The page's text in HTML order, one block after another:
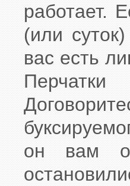
работает.
(или
вас есть
он вам